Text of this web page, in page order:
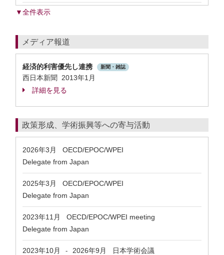
▼全件表示
メディア報道
経済的利害優先し連携 新聞・雑誌
西日本新聞 2013年1月
詳細を見る
政策形成、学術振興等への寄与活動
2026年3月
OECD/EPOC/WPEI
Delegate from Japan
2025年3月
OECD/EPOC/WPEI
Delegate from Japan
2023年11月
OECD/EPOC/WPEI meeting
Delegate from Japan
2023年10月 - 2026年9月
日本学術会議